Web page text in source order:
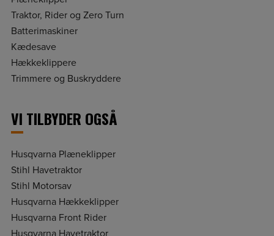
Traktor, Rider og Zero Turn
Batterimaskiner
Kædesave
Hækkeklippere
Trimmere og Buskryddere
VI TILBYDER OGSÅ
Husqvarna Plæneklipper
Stihl Havetraktor
Stihl Motorsav
Husqvarna Hækkeklipper
Husqvarna Front Rider
Husqvarna Havetraktor